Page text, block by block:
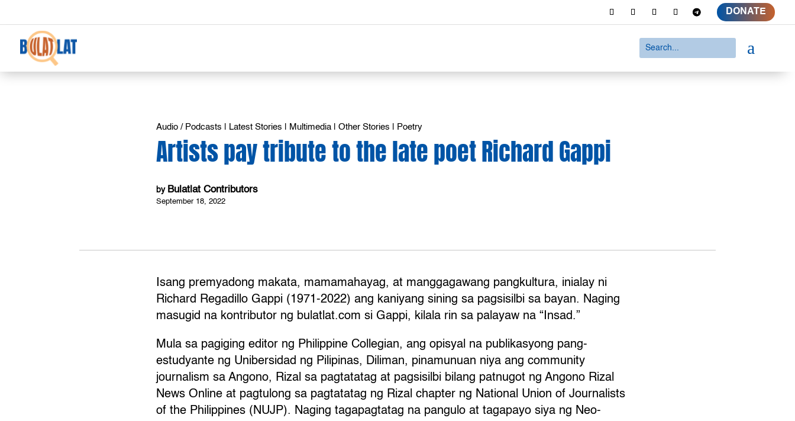
DONATE
a
Audio / Podcasts Latest Stories Multimedia |Other Stories Poetry
Artists pay tribute to the late poet Richard Gappi
by Bulatlat Contributors
September 18, 2022
Isang premyadong makata, mamamahayag, at manggagawang pangkultura, inialay ni
Richard Regadillo Gappi (1971-2022) ang kaniyang sining sa pagsisilbi sa bayan. Naging
masugid na kontributor ng bulatlat.com si Gappi, kilala rin sa palayaw na “Insad.”
Mula sa pagiging editor ng Philippine Collegian, ang opisyal na publikasyong pang-
estudyante ng Unibersidad ng Pilipinas, Diliman, pinamunuan niya ang community
journalism sa Angono, Rizal sa pagtatatag at pagsisilbi bilang patnugot ng Angono Rizal
News Online at pagtulong sa pagtatatag ng Rizal chapter ng National Union of Journalists
of the Philippines (NUJP). Naging tagapagtatag na pangulo at tagapayo siya ng Neo-